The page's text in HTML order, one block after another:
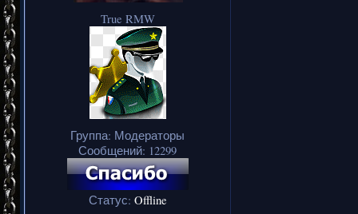
True RMW
Группа: Модераторы
Сообщений: 12299
Статус: Offline